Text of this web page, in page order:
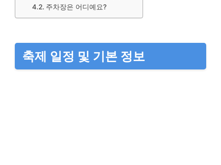
주차장은 어디예요?
축제 일정 및 기본 정보